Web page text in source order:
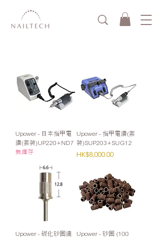
Upower - 日本指甲電
鑽(套裝)UP220+ND7
無庫存
Upower - 指甲電鑽(套
裝)SUP203+SUG12
價格
HK$8,000.00
Upower - 碳化砂圈鐵
Upower - 砂圈 (100